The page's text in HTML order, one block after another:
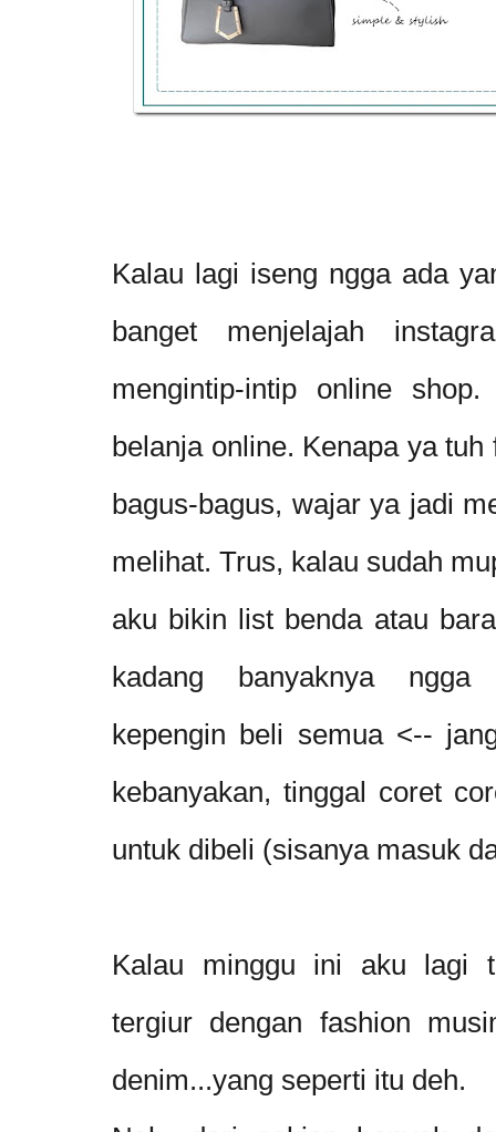
Kalau lagi iseng ngga ada
banget menjelajah
mengintip-intip online
belanja online. Kenapa ya
bagus-bagus, wajar ya jadi
melihat. Trus, kalau sudah
aku bikin list benda atau
kadang banyaknya ngga
kepengin beli semua <--
kebanyakan, tinggal coret
untuk dibeli (sisanya masuk
Kalau minggu ini aku lagi
tergiur dengan fashion
denim...yang seperti itu deh.